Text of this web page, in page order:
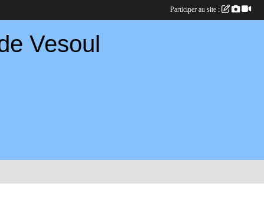
Vesoul
Participer au site :